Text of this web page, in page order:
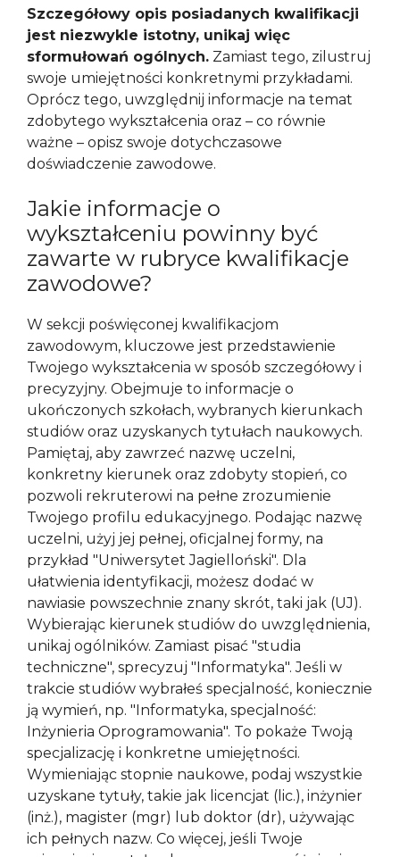
Szczegółowy opis posiadanych kwalifikacji
jest niezwykle istotny, unikaj więc
sformułowań ogólnych. Zamiast tego, zilustruj
swoje umiejętności konkretnymi przykładami.
Oprócz tego, uwzględnij informacje na temat
zdobytego wykształcenia oraz – co równie
ważne – opisz swoje dotychczasowe
doświadczenie zawodowe.
Jakie informacje o
wykształceniu powinny być
zawarte w rubryce kwalifikacje
zawodowe?
W sekcji poświęconej kwalifikacjom
zawodowym, kluczowe jest przedstawienie
Twojego wykształcenia w sposób szczegółowy i
precyzyjny. Obejmuje to informacje o
ukończonych szkołach, wybranych kierunkach
studiów oraz uzyskanych tytułach naukowych.
Pamiętaj, aby zawrzeć nazwę uczelni,
konkretny kierunek oraz zdobyty stopień, co
pozwoli rekruterowi na pełne zrozumienie
Twojego profilu edukacyjnego. Podając nazwę
uczelni, użyj jej pełnej, oficjalnej formy, na
przykład "Uniwersytet Jagielloński". Dla
ułatwienia identyfikacji, możesz dodać w
nawiasie powszechnie znany skrót, taki jak (UJ).
Wybierając kierunek studiów do uwzględnienia,
unikaj ogólników. Zamiast pisać "studia
techniczne", sprecyzuj "Informatyka". Jeśli w
trakcie studiów wybrałeś specjalność, koniecznie
ją wymień, np. "Informatyka, specjalność:
Inżynieria Oprogramowania". To pokaże Twoją
specjalizację i konkretne umiejętności.
Wymieniając stopnie naukowe, podaj wszystkie
uzyskane tytuły, takie jak licencjat (lic.), inżynier
(inż.), magister (mgr) lub doktor (dr), używając
ich pełnych nazw. Co więcej, jeśli Twoje